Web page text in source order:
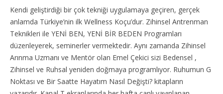
Kendi geliştirdiği bir çok tekniği uygulamaya geçiren, gerçek
anlamda Türkiye’nin ilk Wellness Koçu’dur. Zihinsel Antrenman
Teknikleri ile YENİ BEN, YENİ BİR BEDEN Programları
düzenleyerek, seminerler vermektedir. Aynı zamanda Zihinsel
Arınma Uzmanı ve Mentör olan Emel Çekici sizi Bedensel ,
Zihinsel ve Ruhsal yeniden doğmaya programlıyor. Ruhumun G
Noktası ve Bir Saatte Hayatım Nasıl Değişti? kitapların